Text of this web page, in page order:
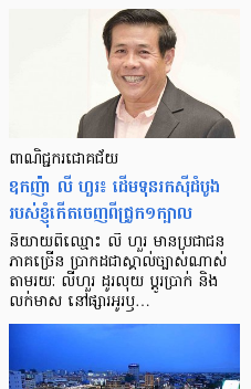
ពាណិជ្ជករជោគជ័យ
ឧកញ៉ា លី ហួរ៖ ដើមទុនរកស៊ីដំបូង
របស់ខ្ញុំកើតចេញពីជ្រូក១ក្បាល
និយាយ​ពី​ឈ្មោះ លី ហួរ មាន​ប្រជាជន​
ភាគ​ច្រើន ប្រាកដ​ជា​ស្គាល់​ច្បាស់​ណាស់
តាមរយៈ លីហួរ ដូរ​លុយ ប្តូរ​បា្រក់ និង​
លក់​មាស នៅ​ផ្សារ​អូរ​ឫ…